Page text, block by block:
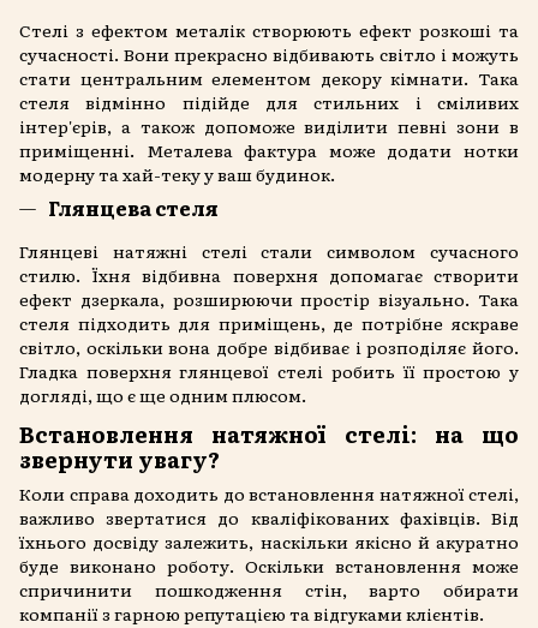
Стелі з ефектом металік створюють ефект розкоші та
сучасності. Вони прекрасно відбивають світло і можуть
стати центральним елементом декору кімнати. Така
стеля відмінно підійде для стильних і сміливих
інтер'єрів, а також допоможе виділити певні зони в
приміщенні. Металева фактура може додати нотки
модерну та хай-теку у ваш будинок.
Глянцева стеля
Глянцеві натяжні стелі стали символом сучасного
стилю. Їхня відбивна поверхня допомагає створити
ефект дзеркала, розширюючи простір візуально. Така
стеля підходить для приміщень, де потрібне яскраве
світло, оскільки вона добре відбиває і розподіляє його.
Гладка поверхня глянцевої стелі робить її простою у
догляді, що є ще одним плюсом.
Встановлення натяжної стелі: на що
звернути увагу?
Коли справа доходить до встановлення натяжної стелі,
важливо звертатися до кваліфікованих фахівців. Від
їхнього досвіду залежить, наскільки якісно й акуратно
буде виконано роботу. Оскільки встановлення може
спричинити пошкодження стін, варто обирати
компанії з гарною репутацією та відгуками клієнтів.